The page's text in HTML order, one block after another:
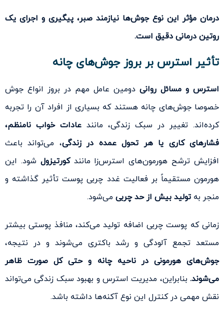
درمان مؤثر این نوع جوش‌ها نیازمند صبر، پیگیری و اجرای یک
روتین درمانی دقیق است.
تأثیر استرس بر بروز جوش‌های چانه
استرس و مسائل روانی دومین عامل مهم در بروز انواع جوش
خصوصا جوش‌های چانه هستند که بسیاری از افراد آن را تجربه
کرده‌اند. تغییر در سبک زندگی، مانند عادات خواب نامنظم،
فشارهای کاری یا هر تحول عمده در زندگی، می‌تواند باعث
افزایش ترشح هورمون‌های استرس‌زا مانندکورتیزول شود. این
هورمون مستقیماً بر فعالیت غدد چربی پوست تأثیر گذاشته و
منجر بهتولید بیش از حد چربی می‌شود.
زمانی که پوست چربی اضافه تولید می‌کند، منافذ پوستی بیشتر
مستعد تجمع آلودگی و رشد باکتری می‌شوند و در نتیجه،
جوش‌های هورمونی در ناحیه چانه و حتی کل صورت ظاهر
می‌شوند. بنابراین، مدیریت استرس و بهبود سبک زندگی می‌تواند
نقش مهمی در کنترل این نوع آکنه‌ها داشته باشد.